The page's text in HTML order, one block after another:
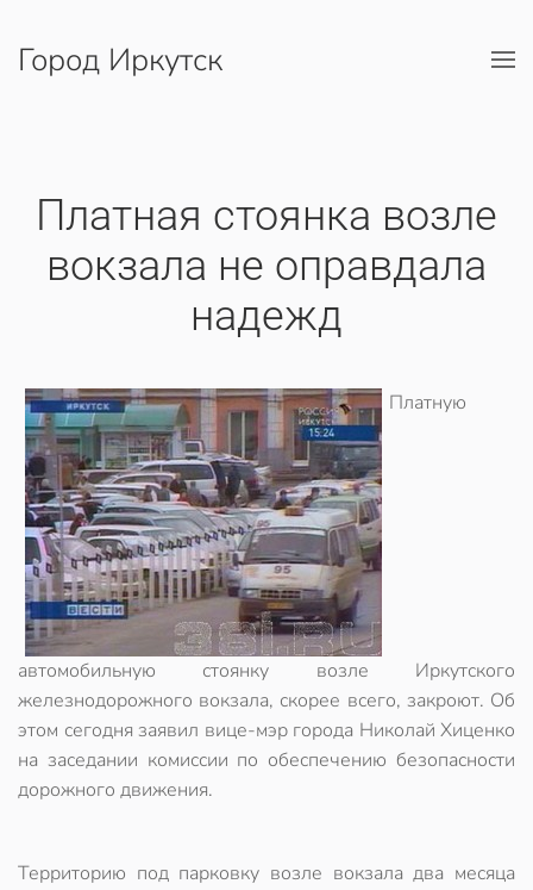
Перейти к содержимому
Город Иркутск
Платная стоянка возле
вокзала не оправдала
надежд
Платную
автомобильную стоянку возле Иркутского
железнодорожного вокзала, скорее всего, закроют. Об
этом сегодня заявил вице-мэр города Николай Хиценко
на заседании комиссии по обеспечению безопасности
дорожного движения.
Территорию под парковку возле вокзала два месяца